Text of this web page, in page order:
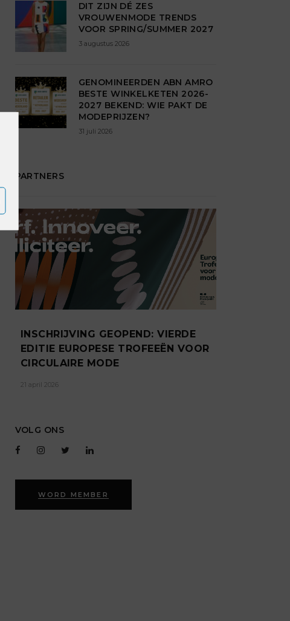
DIT ZIJN DÉ ZES
VROUWENMODE TRENDS
VOOR SPRING/SUMMER 2027
3 augustus 2026
GENOMINEERDEN ABN AMRO
BESTE WINKELKETEN 2026-
2027 BEKEND: WIE PAKT DE
MODEPRIJZEN?
31 juli 2026
PARTNERS
INSCHRIJVING GEOPEND: VIERDE
EDITIE EUROPESE TROFEEËN VOOR
CIRCULAIRE MODE
21 april 2026
VOLG ONS
WORD MEMBER